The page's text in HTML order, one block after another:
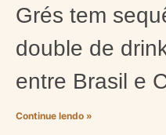
Grés tem
double de
entre Brasil e
Continue lendo »